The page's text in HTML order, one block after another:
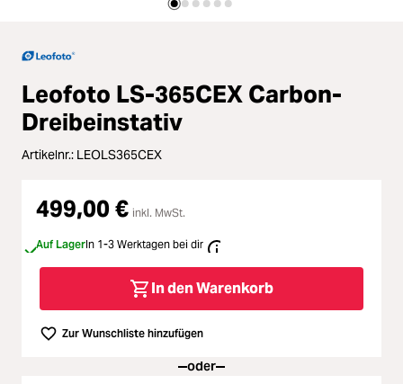
Loading...
Zubehör
Loading...
Licht & Studio
Loading...
Loading...
Ferngläser
Loading...
Second Hand
Loading...
SALE
Loading...
Leofoto LS-365CEX Carbon-
Dreibeinstativ
Artikelnr.: LEOLS365CEX
499,00 € inkl. MwSt.
Auf LagerIn 1-3 Werktagen bei dir
In den Warenkorb
Zur Wunschliste hinzufügen
oder